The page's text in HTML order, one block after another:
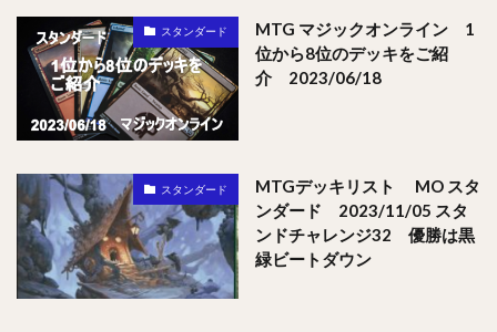
スタンダード
MTG マジックオンライン 1
位から8位のデッキをご紹
介 2023/06/18
スタンダード
MTGデッキリスト MO スタ
ンダード 2023/11/05 スタ
ンドチャレンジ32 優勝は黒
緑ビートダウン